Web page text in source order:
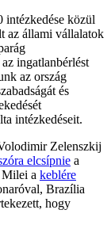
intézkedése közül
az állami vállalatok
ingatlanbérlést
az ország
és
intézkedéseit.
Zelenszkij
elcsípnie a
a keblére
Brazília
hogy